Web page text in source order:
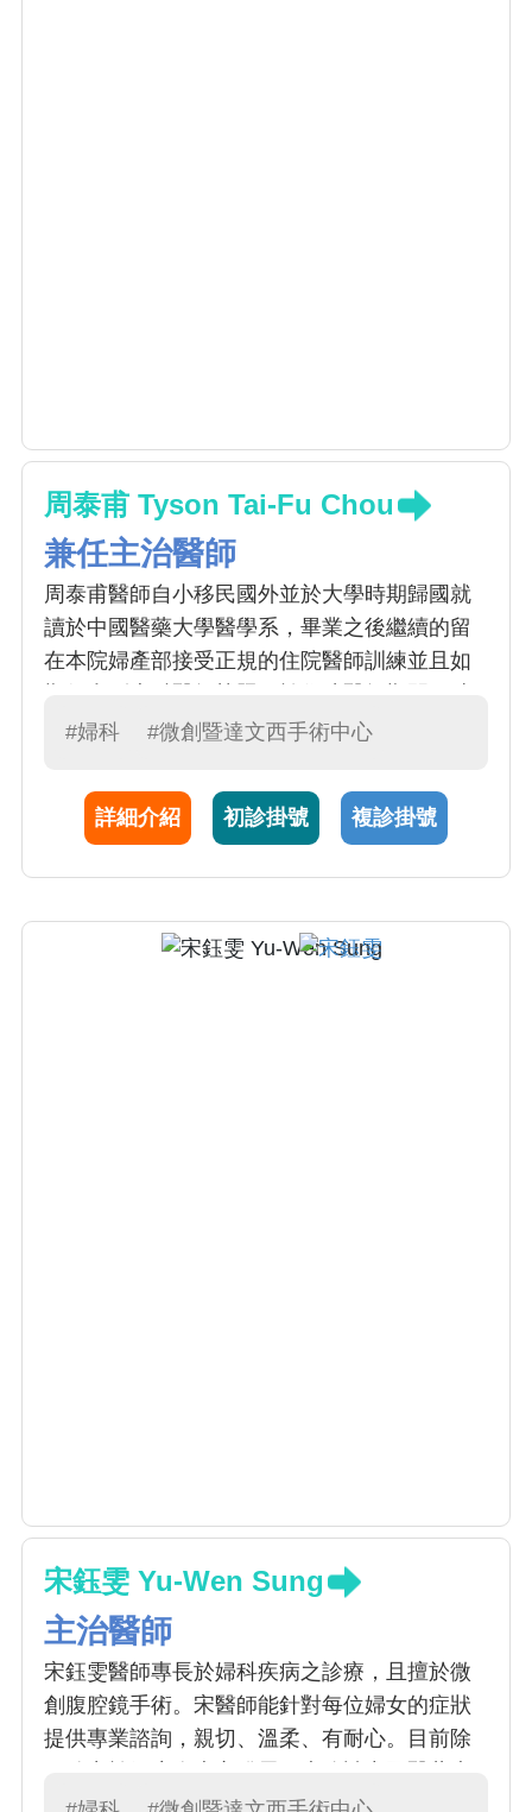
周泰甫 Tyson Tai-Fu Chou
兼任主治醫師
周泰甫醫師自小移民國外並於大學時期歸國就
讀於中國醫藥大學醫學系，畢業之後繼續的留
在本院婦產部接受正規的住院醫師訓練並且如
也得到最佳住院醫師，教學住院醫師等殊榮，
親，為人開朗，樂於分享相關醫療專業以及衛
教資訊等。
#婦科 #微創暨達文西手術中心
詳細介紹 初診掛號 複診掛號
宋鈺雯 Yu-Wen Sung
主治醫師
宋鈺雯醫師專長於婦科疾病之診療，且擅於微
創腹腔鏡手術。宋醫師能針對每位婦女的症狀
提供專業諮詢，親切、溫柔、有耐心。目前除
學生醫所博士班，透過醫學研究，造福更多病